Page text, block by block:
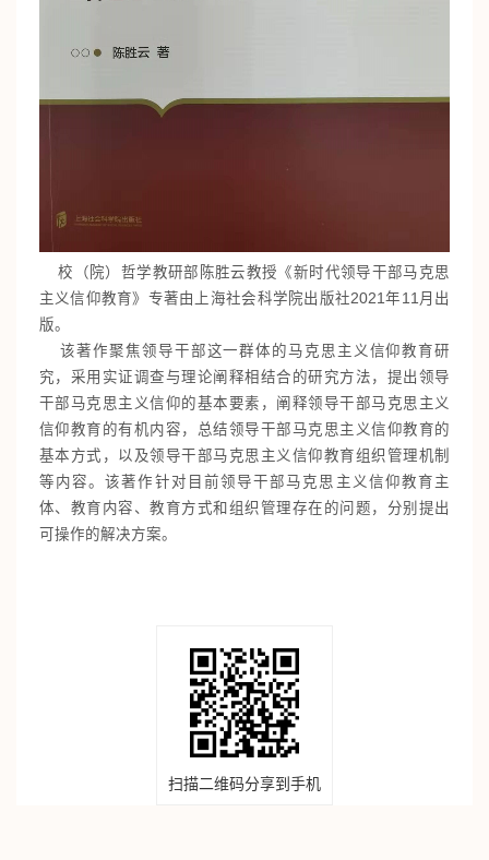
校（院）哲学教研部陈胜云教授《新时代领导干部马克思
主义信仰教育》专著由上海社会科学院出版社2021年11月出
版。
该著作聚焦领导干部这一群体的马克思主义信仰教育研
究，采用实证调查与理论阐释相结合的研究方法，提出领导
干部马克思主义信仰的基本要素，阐释领导干部马克思主义
信仰教育的有机内容，总结领导干部马克思主义信仰教育的
基本方式，以及领导干部马克思主义信仰教育组织管理机制
等内容。该著作针对目前领导干部马克思主义信仰教育主
体、教育内容、教育方式和组织管理存在的问题，分别提出
可操作的解决方案。
扫描二维码分享到手机